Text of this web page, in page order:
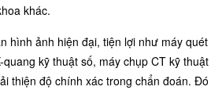
khác.
hình ảnh hiện đại, tiện lợi như máy quét
kỹ thuật số, máy chụp CT kỹ thuật
thiện độ chính xác trong chẩn đoán. Đó